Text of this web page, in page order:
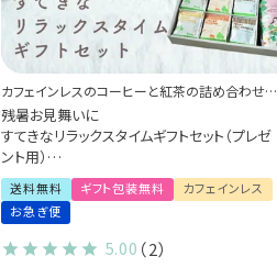
カフェインレスのコーヒーと紅茶の詰め合わせセ
ット おしゃれ
残暑お見舞いに
すてきなリラックスタイムギフトセット（プレゼ
ント用）
- Tea & Drip Coffee -
デカフェセイロンティー (2.5g×30袋) ×1パッ
ク
有機グリーンルイボスティー (2g×30袋) ×1
パック
送料無料 ギフト包装無料
カフェインレス
お急ぎ便
5.00 （2）